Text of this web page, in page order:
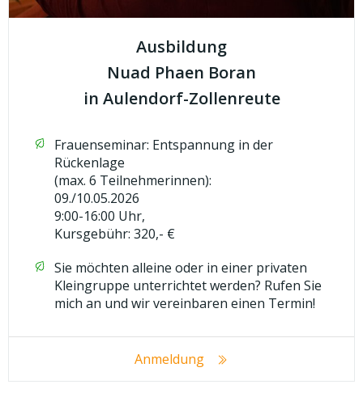
Ausbildung
Nuad Phaen Boran
in Aulendorf-Zollenreute
Frauenseminar: Entspannung in der
Rückenlage
(max. 6 Teilnehmerinnen):
09./10.05.2026
9:00-16:00 Uhr,
Kursgebühr: 320,- €
Sie möchten alleine oder in einer privaten
Kleingruppe unterrichtet werden? Rufen Sie
mich an und wir vereinbaren einen Termin!
Anmeldung